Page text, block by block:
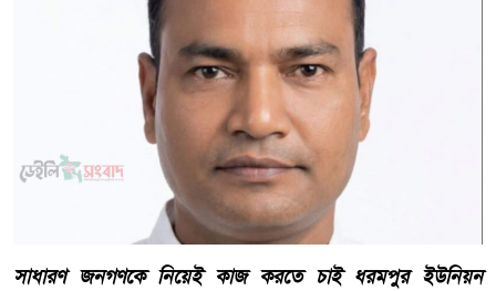
সাধারণ জনগণকে নিয়েই কাজ করতে চাই ধরমপুর ইউনিয়ন